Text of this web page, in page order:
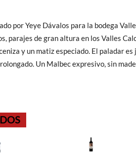
por Yeye Dávalos para la bodega
parajes de gran altura en los Valles
y un matiz especiado. El paladar
Un Malbec expresivo, sin